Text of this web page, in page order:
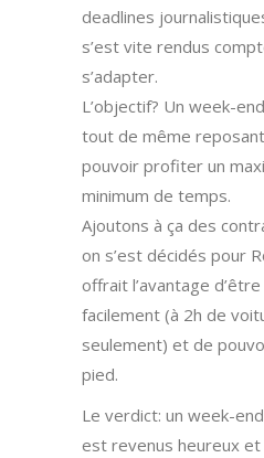
deadlines
s’est vite rendus
s’adapter.
L’objectif? Un week-
tout de même
pouvoir profiter un
minimum de temps.
Ajoutons à ça des
on s’est décidés pour
offrait l’avantage
facilement (à 2h de
seulement) et de
pied.
Le verdict: un week-
est revenus heureux